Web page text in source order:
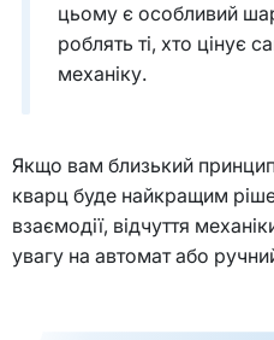
цьому є особливий
роблять ті, хто цінує
механіку.
Якщо вам близький
кварц буде найкращим
взаємодії, відчуття
увагу на автомат або